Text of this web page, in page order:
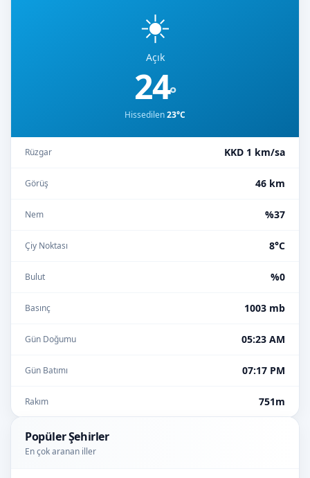
☀️
Açık
24°
Hissedilen23°C
Rüzgar KKD 1 km/sa
Görüş 46 km
Nem %37
Çiy Noktası 8°C
Bulut %0
Basınç 1003 mb
Gün Doğumu 05:23 AM
Gün Batımı 07:17 PM
Rakım 751m
Popüler Şehirler
En çok aranan iller